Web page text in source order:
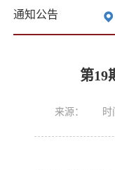
通知公告
第19
来源： 时